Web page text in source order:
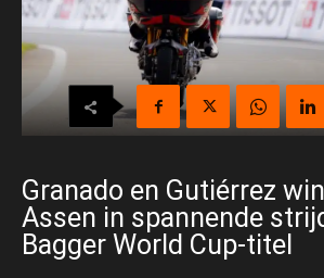
Granado en Gutiérrez
Assen in spannende
Bagger World Cup-titel